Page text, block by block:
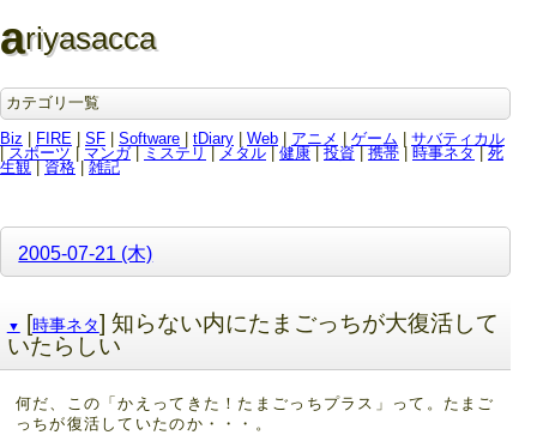
ariyasacca
カテゴリ一覧
Biz
FIRE SF Software tDiary Web アニメ ゲーム
サバティカル
スポーツ | マンガ| ミステリ メタル 健康 投資 携帯 | 時事ネタ
死
生観
資格| 雑記
2005-07-21 (木)
▼ [時事ネタ] 知らない内にたまごっちが大復活して
いたらしい
何だ、この「かえってきた！たまごっちプラス」って。たまご
っちが復活していたのか・・・。